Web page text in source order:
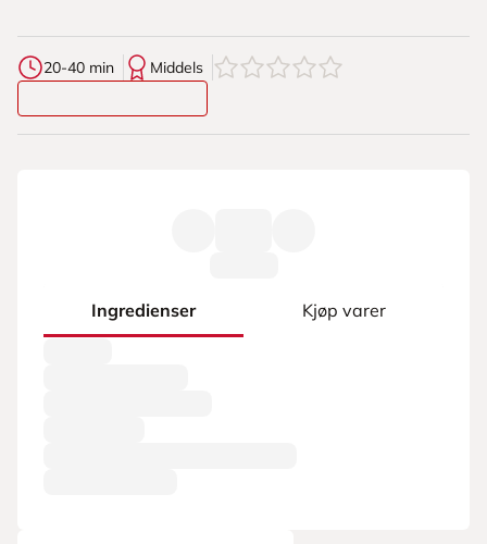
20-40 min Middels 0av5stjerner
Ingredienser Kjøp varer